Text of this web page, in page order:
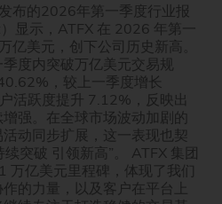
布的2026年第一季度行业报
显示，ATFX 在 2026 年第一
亿美元，创下公司历史新高。
度内突破万亿美元交易规
，较上一季度增长
活跃度提升 7.12%，反映出
强。在全球市场波动加剧的
动同步扩展，这一表现也契
突破 引领新高”。 ATFX 集团
万亿美元里程碑，体现了我们
的力量，以及客户在平台上